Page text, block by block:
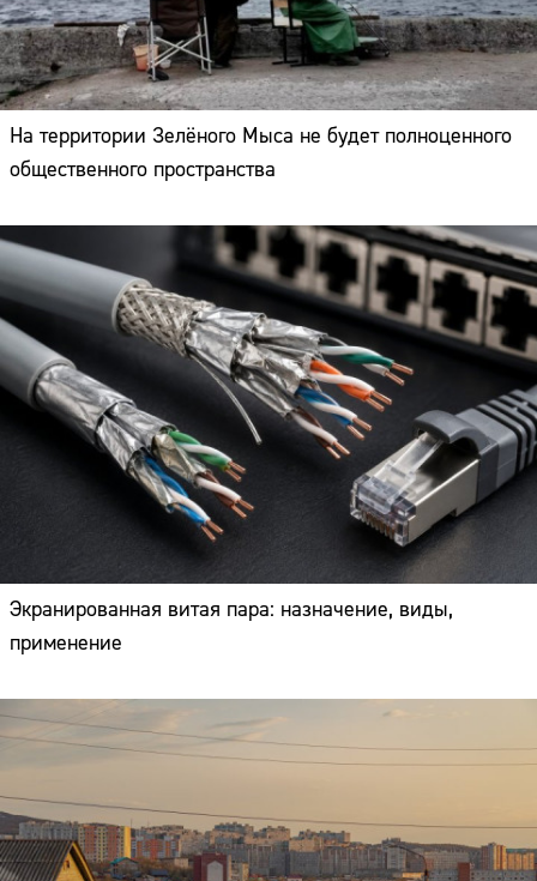
На территории Зелёного Мыса не будет полноценного
общественного пространства
Экранированная витая пара: назначение, виды,
применение